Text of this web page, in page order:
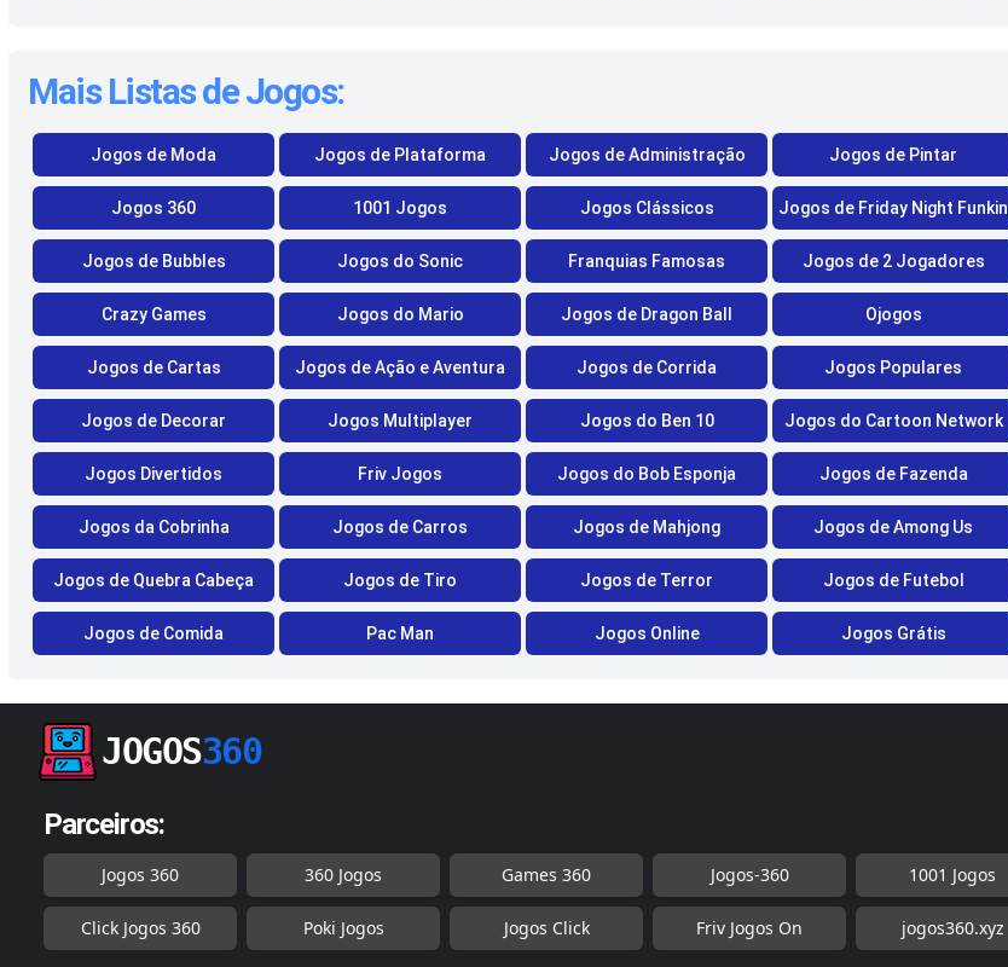
Mais Listas de Jogos:
Jogos de Moda Jogos de Plataforma Jogos de Administração Jogos de Pintar
Jogos 360 1001 Jogos Jogos Clássicos Jogos de Friday Night Funkin
Jogos de Bubbles Jogos do Sonic Franquias Famosas Jogos de 2 Jogadores
Crazy Games Jogos do Mario Jogos de Dragon Ball Ojogos
Jogos de Cartas Jogos de Ação e Aventura Jogos de Corrida Jogos Populares
Jogos de Decorar Jogos Multiplayer Jogos do Ben 10 Jogos do Cartoon Network
Jogos Divertidos Friv Jogos Jogos do Bob Esponja Jogos de Fazenda
Jogos da Cobrinha Jogos de Carros Jogos de Mahjong Jogos de Among Us
Jogos de Quebra Cabeça Jogos de Tiro Jogos de Terror Jogos de Futebol
Jogos de Comida Pac Man Jogos Online Jogos Grátis
JOGOS360
Parceiros:
Jogos 360 360 Jogos Games 360 Jogos-360 1001 Jogos
Click Jogos 360 Poki Jogos Jogos Click Friv Jogos On jogos360.xyz